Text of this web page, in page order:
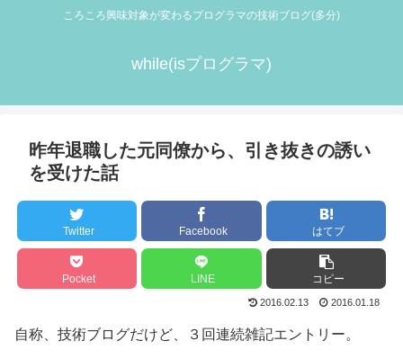
ころころ興味対象が変わるプログラマの技術ブログ(多分)
while(isプログラマ)
昨年退職した元同僚から、引き抜きの誘い
を受けた話
Twitter Facebook はてブ
Pocket LINE コピー
2016.02.13 2016.01.18
自称、技術ブログだけど、３回連続雑記エントリー。